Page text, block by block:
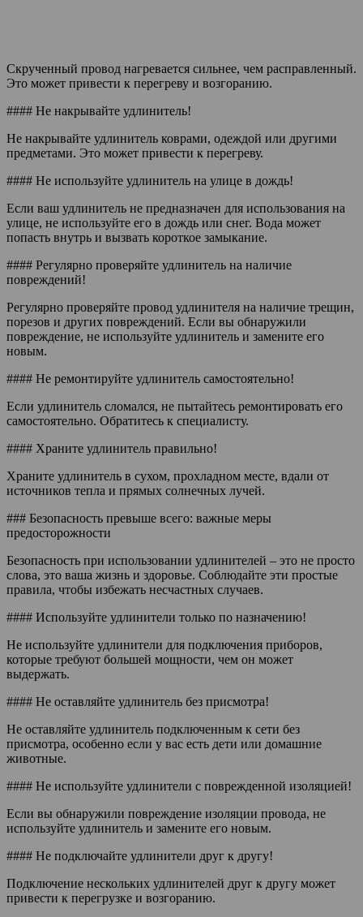
Скрученный провод нагревается сильнее, чем расправленный.
Это может привести к перегреву и возгоранию.
#### Не накрывайте удлинитель!
Не накрывайте удлинитель коврами, одеждой или другими
предметами. Это может привести к перегреву.
#### Не используйте удлинитель на улице в дождь!
Если ваш удлинитель не предназначен для использования на
улице, не используйте его в дождь или снег. Вода может
попасть внутрь и вызвать короткое замыкание.
#### Регулярно проверяйте удлинитель на наличие
повреждений!
Регулярно проверяйте провод удлинителя на наличие трещин,
порезов и других повреждений. Если вы обнаружили
повреждение, не используйте удлинитель и замените его
новым.
#### Не ремонтируйте удлинитель самостоятельно!
Если удлинитель сломался, не пытайтесь ремонтировать его
самостоятельно. Обратитесь к специалисту.
#### Храните удлинитель правильно!
Храните удлинитель в сухом, прохладном месте, вдали от
источников тепла и прямых солнечных лучей.
### Безопасность превыше всего: важные меры
предосторожности
Безопасность при использовании удлинителей – это не просто
слова, это ваша жизнь и здоровье. Соблюдайте эти простые
правила, чтобы избежать несчастных случаев.
#### Используйте удлинители только по назначению!
Не используйте удлинители для подключения приборов,
которые требуют большей мощности, чем он может
выдержать.
#### Не оставляйте удлинитель без присмотра!
Не оставляйте удлинитель подключенным к сети без
присмотра, особенно если у вас есть дети или домашние
животные.
#### Не используйте удлинители с поврежденной изоляцией!
Если вы обнаружили повреждение изоляции провода, не
используйте удлинитель и замените его новым.
#### Не подключайте удлинители друг к другу!
Подключение нескольких удлинителей друг к другу может
привести к перегрузке и возгоранию.